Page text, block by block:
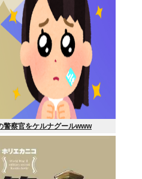
警察官をケルナグールwww